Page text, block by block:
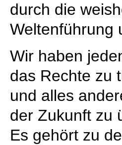
durch die
Weltenführung
Wir haben
das Rechte zu
und alles
der Zukunft zu
Es gehört zu